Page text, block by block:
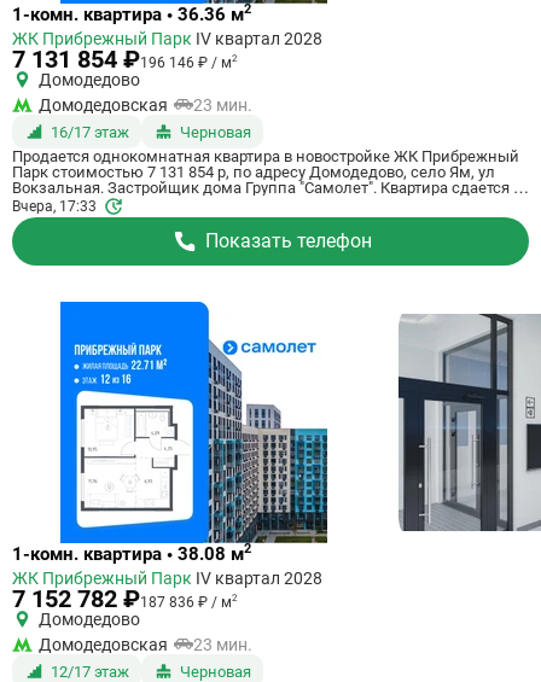
Ссылка
квартиру
1-комн. квартира • 36.36 м2
ЖК Прибрежный Парк IV квартал 2028
7 131 854 ₽196 146 ₽ / м2
Домодедово
Домодедовская
23 мин.
16/17 этаж
Черновая
Продается однокомнатная квартира в новостройке ЖК Прибрежный
Парк стоимостью 7 131 854 р, по адресу Домодедово, село Ям, ул
Вокзальная. Застройщик дома Группа "Самолет". Квартира сдается в
IV квартале 2028 года с черновой отделкой, в 23 минутах на машине
от станции метро Домодедовская. Общая площадь квартиры - 36.36
м². Этаж 16 из 17. ID квартиры на СтройкиРУ 801178, скажите его
когда будете звонить.
Вчера, 17:33
Показать телефон
Ссылка
квартиру
1-комн. квартира • 38.08 м2
ЖК Прибрежный Парк IV квартал 2028
7 152 782 ₽187 836 ₽ / м2
Домодедово
Домодедовская
23 мин.
12/17 этаж
Черновая